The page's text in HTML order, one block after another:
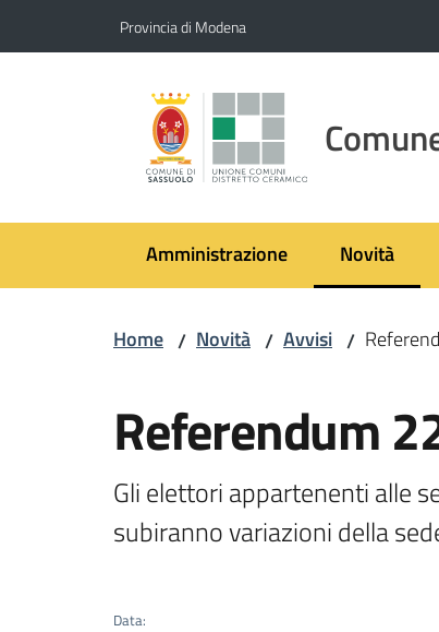
Provincia di Modena
Amministrazione Novità
Menu
Home / Novità / Avvisi /
Referendum
Gli elettori appartenenti alle
subiranno variazioni della
Data: